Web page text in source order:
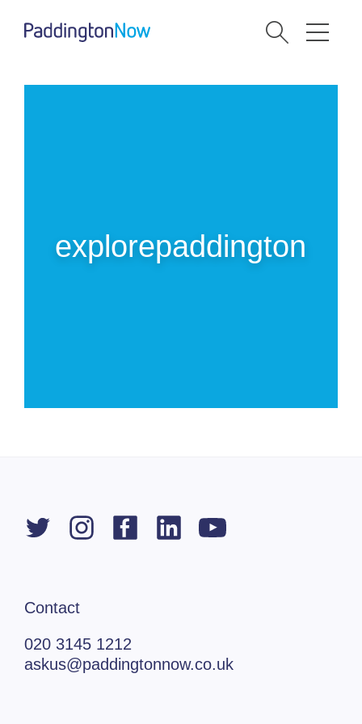
explorepaddington
Contact
020 3145 1212
askus@paddingtonnow.co.uk